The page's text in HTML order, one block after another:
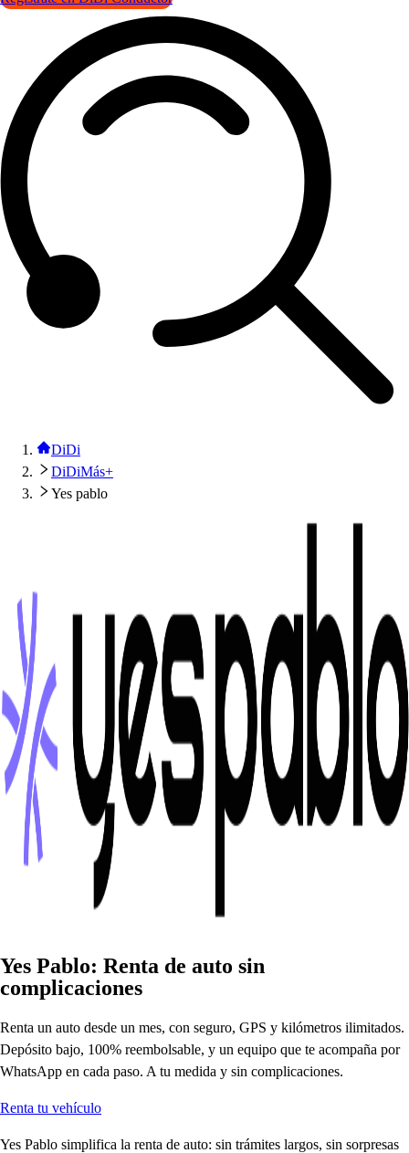
DiDi
DiDiMás+
Yes pablo
Yes Pablo: Renta de auto sin
complicaciones
Renta un auto desde un mes, con seguro, GPS y kilómetros ilimitados.
Depósito bajo, 100% reembolsable, y un equipo que te acompaña por
WhatsApp en cada paso. A tu medida y sin complicaciones.
Renta tu vehículo
Yes Pablo simplifica la renta de auto: sin trámites largos, sin sorpresas